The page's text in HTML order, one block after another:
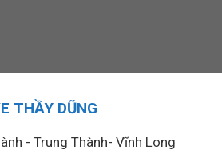
THẦY DŨNG
- Trung Thành- Vĩnh Long